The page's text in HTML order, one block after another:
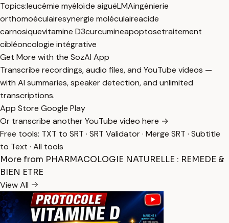
Topics:leucémie myéloïde aiguëLMAingénierie
orthomoéculairesynergie moléculaireacide
carnosiquevitamine D3curcumineapoptosetraitement
cibléoncologie intégrative
Get More with the SozAI App
Transcribe recordings, audio files, and YouTube videos —
with AI summaries, speaker detection, and unlimited
transcriptions.
App Store Google Play
Or transcribe another YouTube video here →
Free tools: TXT to SRT · SRT Validator· Merge SRT · Subtitle
to Text · All tools
More from PHARMACOLOGIE NATURELLE : REMEDE &
BIEN ETRE
View All